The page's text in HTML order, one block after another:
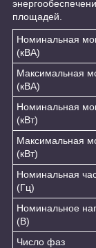
площадей.
Номинальная
(кВА)
Максимальная
(кВА)
Номинальная
(кВт)
Максимальная
(кВт)
Номинальная
(Гц)
Номинальное
(В)
Число фаз